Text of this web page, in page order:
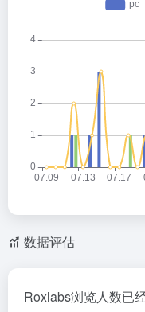
数据评估
Roxlabs浏览人数已